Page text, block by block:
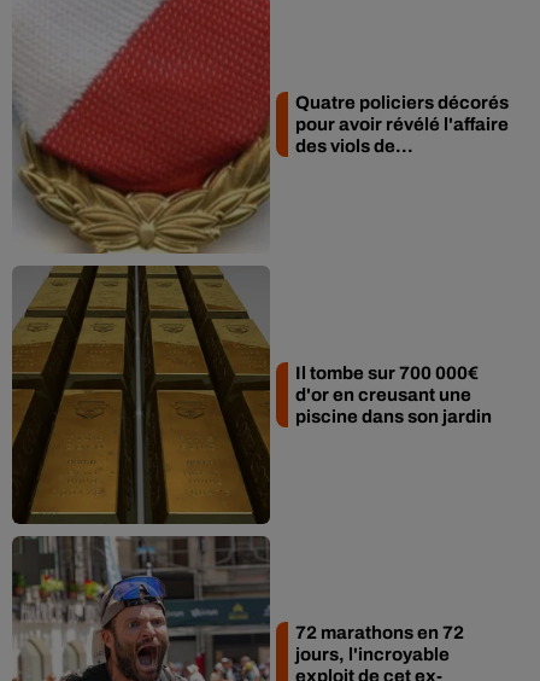
Quatre policiers décorés
pour avoir révélé l'affaire
des viols de...
Il tombe sur 700 000€
d'or en creusant une
piscine dans son jardin
72 marathons en 72
jours, l'incroyable
exploit de cet ex-